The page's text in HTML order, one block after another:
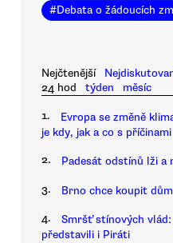
#Debata o žádoucích
Nejčtenější
24 hod
týden měsíc
1.
Evropa se změně
je kdy, jak a co s příčinami
2. Padesát odstínů lži a
3. Brno chce koupit
4.
Smršť stínových vlád:
představili i Piráti